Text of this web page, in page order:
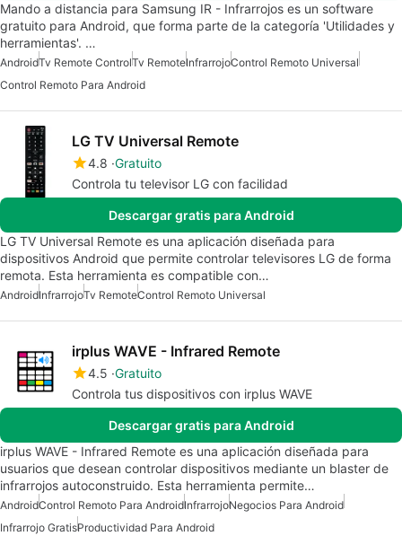
Mando a distancia para Samsung IR - Infrarrojos es un software
gratuito para Android, que forma parte de la categoría 'Utilidades y
herramientas'. …
AndroidTv Remote ControlTv RemoteInfrarrojoControl Remoto Universal
Control Remoto Para Android
LG TV Universal Remote
4.8 Gratuito
Controla tu televisor LG con facilidad
Descargar gratis para Android
LG TV Universal Remote es una aplicación diseñada para
dispositivos Android que permite controlar televisores LG de forma
remota. Esta herramienta es compatible con…
AndroidInfrarrojoTv RemoteControl Remoto Universal
irplus WAVE - Infrared Remote
4.5 Gratuito
Controla tus dispositivos con irplus WAVE
Descargar gratis para Android
irplus WAVE - Infrared Remote es una aplicación diseñada para
usuarios que desean controlar dispositivos mediante un blaster de
infrarrojos autoconstruido. Esta herramienta permite…
AndroidControl Remoto Para AndroidInfrarrojoNegocios Para Android
Infrarrojo GratisProductividad Para Android